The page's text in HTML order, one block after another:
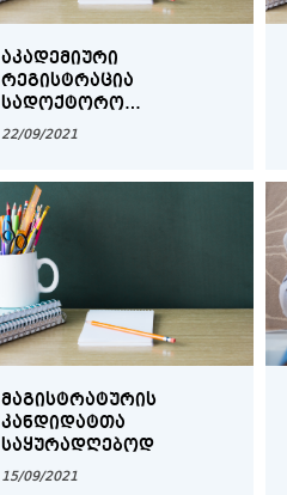
ᲐᲙᲐᲓᲔᲛᲘᲣᲠᲘ
ᲠᲔᲒᲘᲡᲢᲠᲐᲪᲘᲐ
ᲡᲐᲓᲝᲥᲢᲝᲠᲝ
ᲞᲠᲝᲒᲠᲐᲛᲐᲖᲔ
22/09/2021
ᲛᲐᲒᲘᲡᲢᲠᲐᲢᲣᲠᲘᲡ
ᲙᲐᲜᲓᲘᲓᲐᲢᲗᲐ
ᲡᲐᲧᲣᲠᲐᲓᲦᲔᲑᲝᲓ
15/09/2021